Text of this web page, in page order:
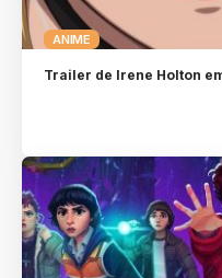
ANIME
Trailer de Irene Holton